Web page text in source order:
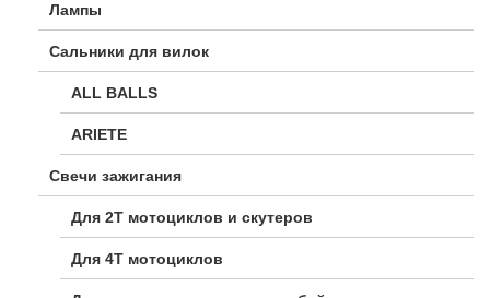
Лампы
Сальники для вилок
ALL BALLS
ARIETE
Свечи зажигания
Для 2Т мотоциклов и скутеров
Для 4Т мотоциклов